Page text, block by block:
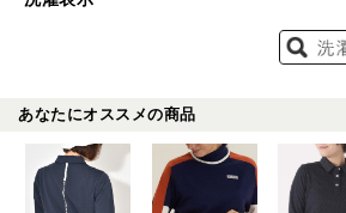
あなたにオススメの商品